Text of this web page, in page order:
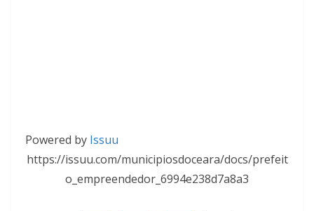
Powered by Issuu
https://issuu.com/municipiosdoceara/docs/prefeit
o_empreendedor_6994e238d7a8a3